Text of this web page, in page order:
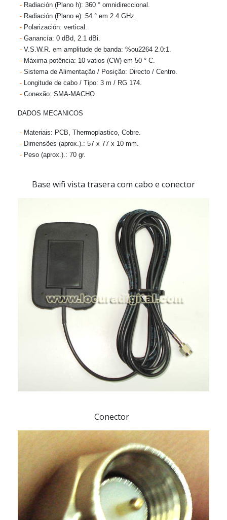
- Radiación (Plano h): 360 ° omnidireccional.
- Radiación (Plano e): 54 ° em 2.4 GHz.
- Polarización: vertical.
- Ganancía: 0 dBd, 2.1 dBi.
- V.S.W.R. em amplitude de banda: %ou2264 2.0:1.
- Máxima potência: 10 vatios (CW) em 50 ° C.
- Sistema de Alimentação / Posição: Directo / Centro.
- Longitude de cabo / Tipo: 3 m / RG 174.
- Conexão: SMA-MACHO
DADOS MECANICOS
- Materiais: PCB, Thermoplastico, Cobre.
- Dimensões (aprox.).: 57 x 77 x 10 mm.
- Peso (aprox.).: 70 gr.
Base wifi vista trasera com cabo e conector
Conector